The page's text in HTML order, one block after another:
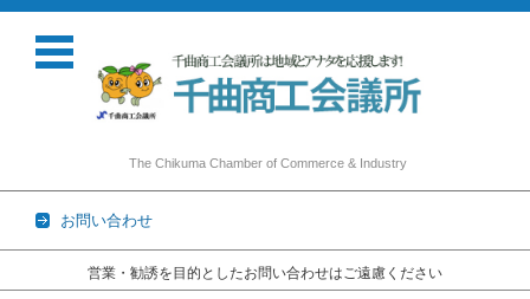
The Chikuma Chamber of Commerce & Industry
お問い合わせ
営業・勧誘を目的としたお問い合わせはご遠慮ください
コンテンツに移動